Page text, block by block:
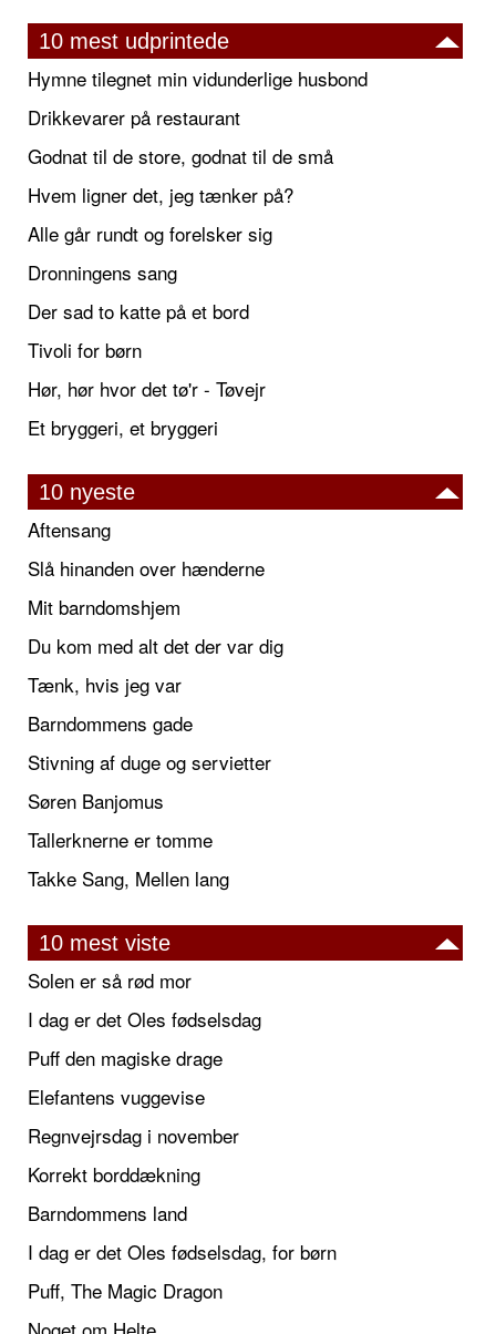
10 mest udprintede
Hymne tilegnet min vidunderlige husbond
Drikkevarer på restaurant
Godnat til de store, godnat til de små
Hvem ligner det, jeg tænker på?
Alle går rundt og forelsker sig
Dronningens sang
Der sad to katte på et bord
Tivoli for børn
Hør, hør hvor det tø'r - Tøvejr
Et bryggeri, et bryggeri
10 nyeste
Aftensang
Slå hinanden over hænderne
Mit barndomshjem
Du kom med alt det der var dig
Tænk, hvis jeg var
Barndommens gade
Stivning af duge og servietter
Søren Banjomus
Tallerknerne er tomme
Takke Sang, Mellen lang
10 mest viste
Solen er så rød mor
I dag er det Oles fødselsdag
Puff den magiske drage
Elefantens vuggevise
Regnvejrsdag i november
Korrekt borddækning
Barndommens land
I dag er det Oles fødselsdag, for børn
Puff, The Magic Dragon